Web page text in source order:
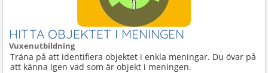
HITTA OBJEKTET I MENINGEN
Vuxenutbildning
Träna på att identifiera objektet i enkla meningar. Du övar på
att känna igen vad som är objekt i meningen.